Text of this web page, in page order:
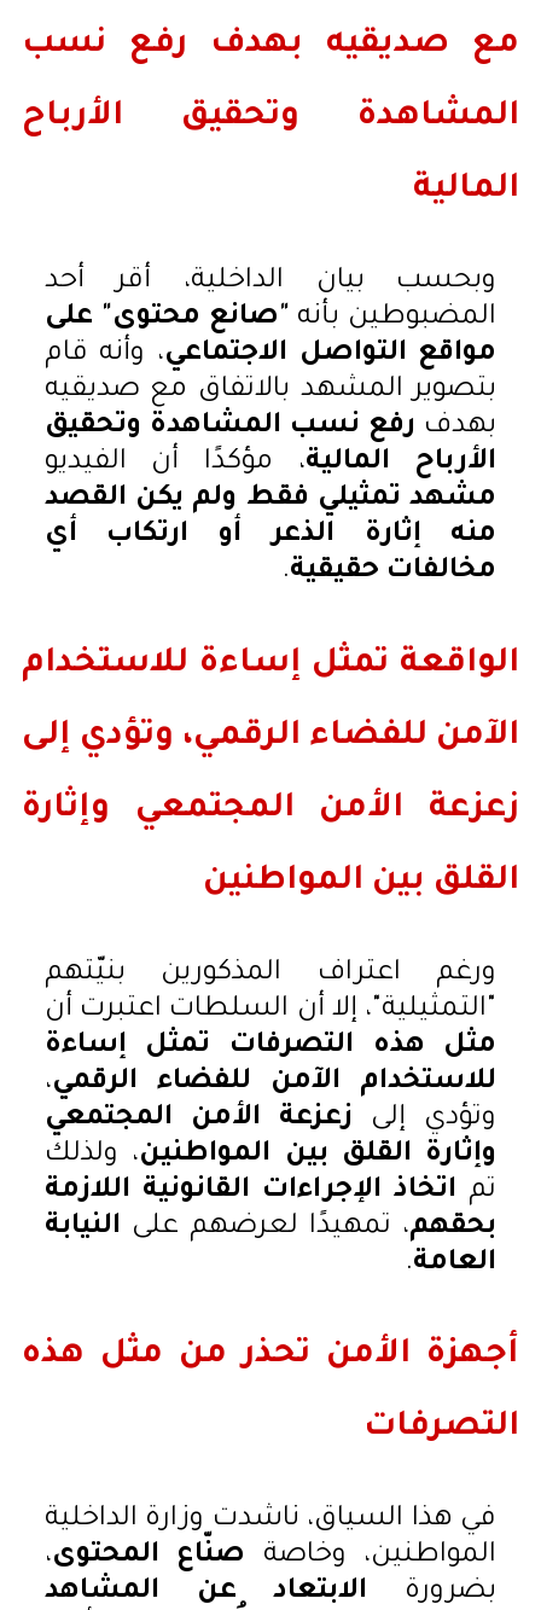
مع صديقيه بهدف رفع نسب
المشاهدة وتحقيق الأرباح
المالية
وبحسب بيان الداخلية، أقر أحد
المضبوطين بأنه "صانع محتوى" على
مواقع التواصل الاجتماعي، وأنه قام
بتصوير المشهد بالاتفاق مع صديقيه
بهدف رفع نسب المشاهدة وتحقيق
الأرباح المالية، مؤكدًا أن الفيديو
مشهد تمثيلي فقط ولم يكن القصد
منه إثارة الذعر أو ارتكاب أي
مخالفات حقيقية.
الواقعة تمثل إساءة للاستخدام
الآمن للفضاء الرقمي، وتؤدي إلى
زعزعة الأمن المجتمعي وإثارة
القلق بين المواطنين
ورغم اعتراف المذكورين بنيّتهم
"التمثيلية"، إلا أن السلطات اعتبرت أن
مثل هذه التصرفات تمثل إساءة
للاستخدام الآمن للفضاء الرقمي،
وتؤدي إلى زعزعة الأمن المجتمعي
وإثارة القلق بين المواطنين، ولذلك
تم اتخاذ الإجراءات القانونية اللازمة
بحقهم، تمهيدًا لعرضهم على النيابة
العامة.
أجهزة الأمن تحذر من مثل هذه
التصرفات
في هذا السياق، ناشدت وزارة الداخلية
المواطنين، وخاصة صنّاع المحتوى،
بضرورة الابتعاد عن المشاهد